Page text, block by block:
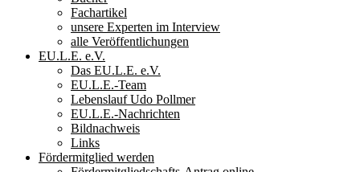
Fachartikel
unsere Experten im Interview
alle Veröffentlichungen
EU.L.E. e.V.
Das EU.L.E. e.V.
EU.L.E.-Team
Lebenslauf Udo Pollmer
EU.L.E.-Nachrichten
Bildnachweis
Links
Fördermitglied werden